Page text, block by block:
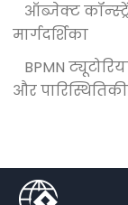
ऑब्जेक्ट
मार्गदर्शिका
BPMN
और पारिस्थितिकी